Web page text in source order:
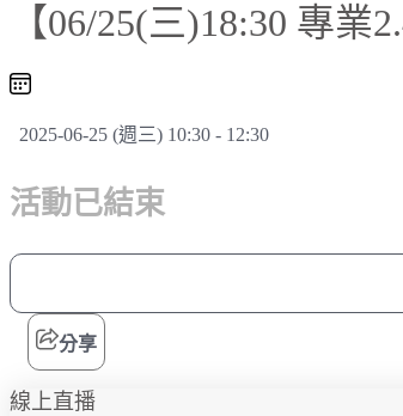
【06/25(三)18:30 專
2025-06-25 (週三) 10:30 - 12:30
活動已結束
分享
線上直播